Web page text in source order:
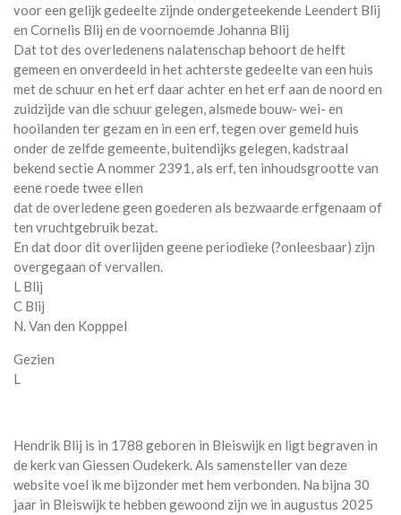
voor een gelijk gedeelte zijnde ondergeteekende Leendert Blij
en Cornelis Blij en de voornoemde Johanna Blij
Dat tot des overledenens nalatenschap behoort de helft
gemeen en onverdeeld in het achterste gedeelte van een huis
met de schuur en het erf daar achter en het erf aan de noord en
zuidzijde van die schuur gelegen, alsmede bouw- wei- en
hooilanden ter gezam en in een erf, tegen over gemeld huis
onder de zelfde gemeente, buitendijks gelegen, kadstraal
bekend sectie A nommer 2391, als erf, ten inhoudsgrootte van
eene roede twee ellen
dat de overledene geen goederen als bezwaarde erfgenaam of
ten vruchtgebruik bezat.
En dat door dit overlijden geene periodieke (?onleesbaar) zijn
overgegaan of vervallen.
L Blij
C Blij
N. Van den Kopppel
Gezien
L
Hendrik Blij is in 1788 geboren in Bleiswijk en ligt begraven in
de kerk van Giessen Oudekerk. Als samensteller van deze
website voel ik me bijzonder met hem verbonden. Na bijna 30
jaar in Bleiswijk te hebben gewoond zijn we in augustus 2025